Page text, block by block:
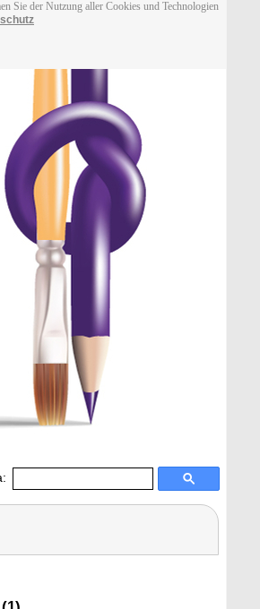
Sie der Nutzung aller Cookies und Technologien